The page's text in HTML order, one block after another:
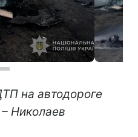
на автодороге
Николаев